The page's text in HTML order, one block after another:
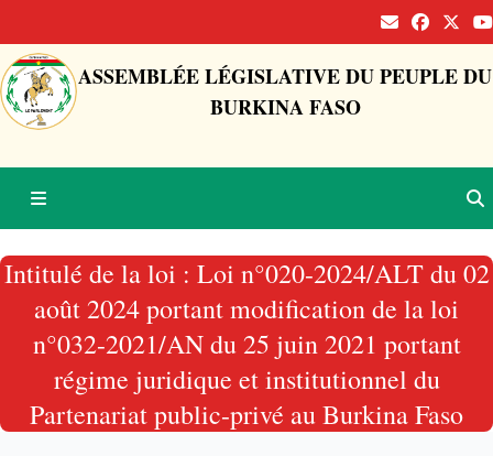
ASSEMBLÉE LÉGISLATIVE DU PEUPLE DU
BURKINA FASO
Intitulé de la loi : Loi n°020-2024/ALT du 02
août 2024 portant modification de la loi
n°032-2021/AN du 25 juin 2021 portant
régime juridique et institutionnel du
Partenariat public-privé au Burkina Faso